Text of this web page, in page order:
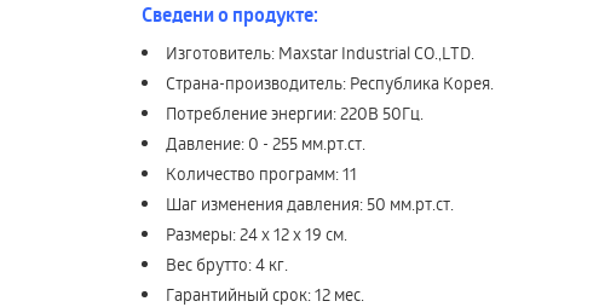
Сведени о продукте:
Изготовитель: Maxstar Industrial CO.,LTD.
Страна-производитель: Республика Корея.
Потребление энергии: 220В 50Гц.
Давление: 0 - 255 мм.рт.ст.
Количество программ: 11
Шаг изменения давления: 50 мм.рт.ст.
Размеры: 24 x 12 x 19 см.
Вес брутто: 4 кг.
Гарантийный срок: 12 мес.